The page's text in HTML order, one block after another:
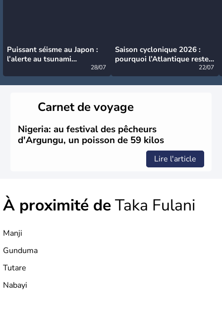
Puissant séisme au Japon :
l’alerte au tsunami
28/07
Saison cyclonique 2026 :
pourquoi l’Atlantique reste
22/07
Carnet de voyage
Nigeria: au festival des pêcheurs
d'Argungu, un poisson de 59 kilos
Lire l'article
À proximité deTaka Fulani
Manji
Gunduma
Tutare
Nabayi